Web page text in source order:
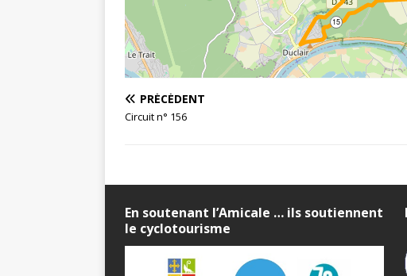
15
PRÉCÉDENT
Circuit n° 156
En soutenant l’Amicale … ils soutiennent
le cyclotourisme